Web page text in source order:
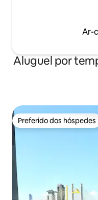
xilogravuras e joias.
antigo e tudo, Baan
perfeito para passar
um livro enquanto os
เป็นห้องพักที่มีสิ่งอำนวย
แอร์ ตู้เย็น ทีวี ติดริมน้ำ
สมัย โดย มีระเบียงยื่นไป
ไทยทั้งทางเรือและในชุมช
ร้านสะดวกซื้อเพียง 200 เ
มากมาย สามารถล่องเรือ
เพ้นท์หน้ากาก ชมวัดที่มีอ
รอบชุมชน
Ar-
Aluguel por
Preferido dos hóspedes
Preferido dos hóspedes